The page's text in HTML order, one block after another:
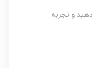
و تجربه